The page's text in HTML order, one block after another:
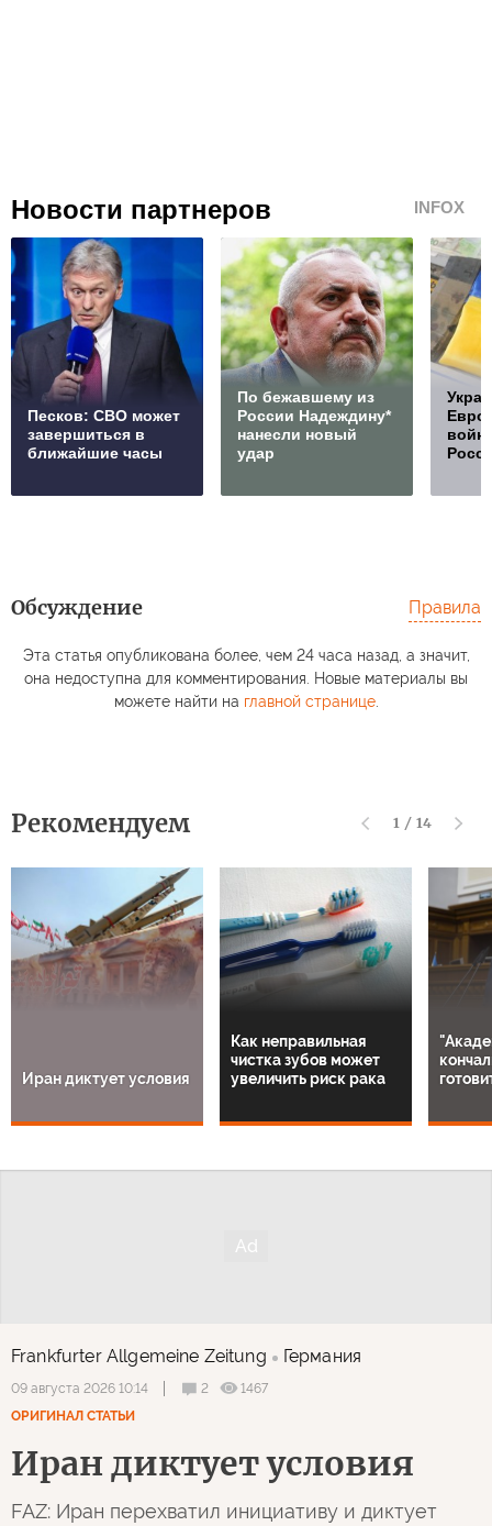
Новости партнеров INFOX
Песков: СВО может
завершиться в
ближайшие часы
По бежавшему из
России Надеждину*
нанесли новый
удар
Обсуждение Правила
Эта статья опубликована более, чем 24 часа назад, а значит,
она недоступна для комментирования. Новые материалы вы
можете найти на главной странице.
Рекомендуем 1 / 14
Иран диктует условия
Как неправильная
чистка зубов может
увеличить риск рака
Frankfurter Allgemeine Zeitung Германия
09 августа 2026 10:14 2
1467
ОРИГИНАЛ СТАТЬИ
Иран диктует условия
FAZ: Иран перехватил инициативу и диктует